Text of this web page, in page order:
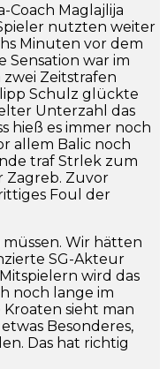
Coach Maglajlija
nutzten weiter
Minuten vor dem
Sensation war im
Zeitstrafen
Schulz glückte
Unterzahl das
hieß es immer noch
allem Balic noch
traf Strlek zum
Zagreb. Zuvor
Foul der
Wir hätten
SG-Akteur
wird das
noch lange im
Kroaten sieht man
Besonderes,
Das hat richtig